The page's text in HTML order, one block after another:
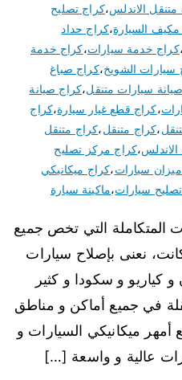
الاندلس،كراج تصليح
السيارة،كراج حداد
،كراج خدمة سيارات،كراج خدمة
سيارات الشويخ،كراج صباغ
سيارات متنقل،كراج صيانة
،كراج قطع غيار سيارة،كراج
،كراج متنقل،كراج متنقل
،كراج مركز تصليح
سيارات،كراج ميكانيكي
سيارات،ماكينة سيارة
المتكاملة التي تخص جميع
نعنى بإصلاح سيارات
و سكودا و كثير
في جميع أماكن و مناطق
أمهر ميكانيكي السيارات و
عالية و واسعة […]